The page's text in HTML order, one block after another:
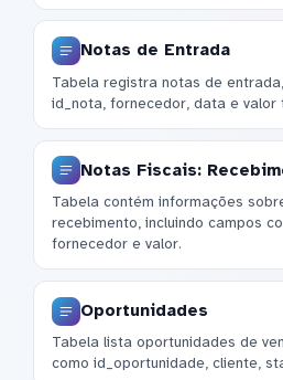
Notas de Entrada
Tabela registra notas de
id_nota, fornecedor, data e valor
Notas Fiscais:
Tabela contém informações
recebimento, incluindo campos
fornecedor e valor.
Oportunidades
Tabela lista oportunidades de
como id_oportunidade, cliente,